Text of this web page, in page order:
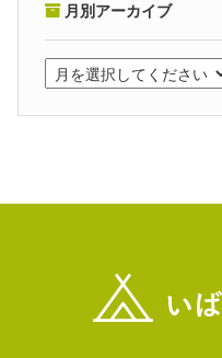
月別アーカイブ